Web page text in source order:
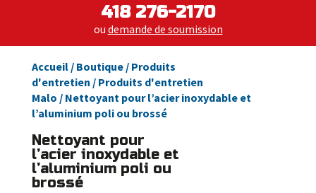
418 276-2170
ou demande de soumission
Accueil/ Boutique/ Produits
d'entretien / Produits d'entretien
Malo / Nettoyant pour l’acier inoxydable et
l’aluminium poli ou brossé
Nettoyant pour
l’acier inoxydable et
l’aluminium poli ou
brossé